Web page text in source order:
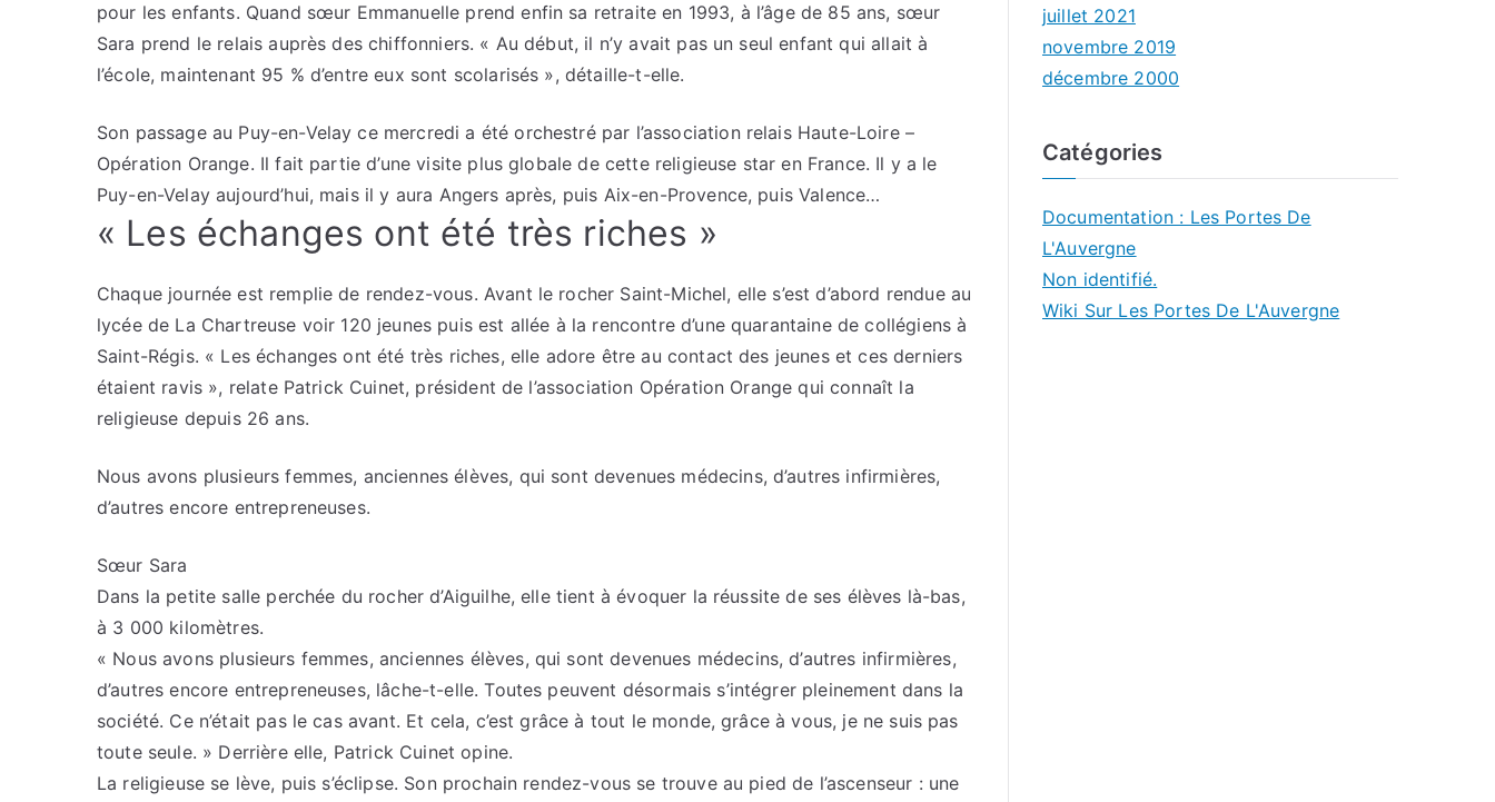
pour les enfants. Quand sœur Emmanuelle prend enfin sa retraite en 1993, à l’âge de 85 ans, sœur
Sara prend le relais auprès des chiffonniers. « Au début, il n’y avait pas un seul enfant qui allait à
l’école, maintenant 95 % d’entre eux sont scolarisés », détaille-t-elle.
Son passage au Puy-en-Velay ce mercredi a été orchestré par l’association relais Haute-Loire –
Opération Orange. Il fait partie d’une visite plus globale de cette religieuse star en France. Il y a le
Puy-en-Velay aujourd’hui, mais il y aura Angers après, puis Aix-en-Provence, puis Valence…
« Les échanges ont été très riches »
Chaque journée est remplie de rendez-vous. Avant le rocher Saint-Michel, elle s’est d’abord rendue au
lycée de La Chartreuse voir 120 jeunes puis est allée à la rencontre d’une quarantaine de collégiens à
Saint-Régis. « Les échanges ont été très riches, elle adore être au contact des jeunes et ces derniers
étaient ravis », relate Patrick Cuinet, président de l’association Opération Orange qui connaît la
religieuse depuis 26 ans.
Nous avons plusieurs femmes, anciennes élèves, qui sont devenues médecins, d’autres infirmières,
d’autres encore entrepreneuses.
Sœur Sara
Dans la petite salle perchée du rocher d’Aiguilhe, elle tient à évoquer la réussite de ses élèves là-bas,
à 3 000 kilomètres.
« Nous avons plusieurs femmes, anciennes élèves, qui sont devenues médecins, d’autres infirmières,
d’autres encore entrepreneuses, lâche-t-elle. Toutes peuvent désormais s’intégrer pleinement dans la
société. Ce n’était pas le cas avant. Et cela, c’est grâce à tout le monde, grâce à vous, je ne suis pas
toute seule. » Derrière elle, Patrick Cuinet opine.
La religieuse se lève, puis s’éclipse. Son prochain rendez-vous se trouve au pied de l’ascenseur : une
juillet 2021
novembre 2019
décembre 2000
Catégories
Documentation : Les Portes De
L'Auvergne
Non identifié.
Wiki Sur Les Portes De L'Auvergne